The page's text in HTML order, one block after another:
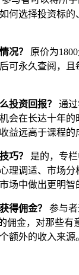
何选择投资标的
况？
原价为
可永久查阅，且
投资回报？
通
会在长达十年的
益远高于课程的
巧？
是的，专
理调适、市场分
场中做出更明智
得佣金？
参与
佣金，对那些有
额外的收入来源